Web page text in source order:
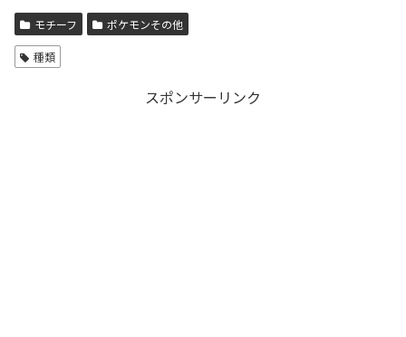
モチーフ ポケモンその他
種類
スポンサーリンク